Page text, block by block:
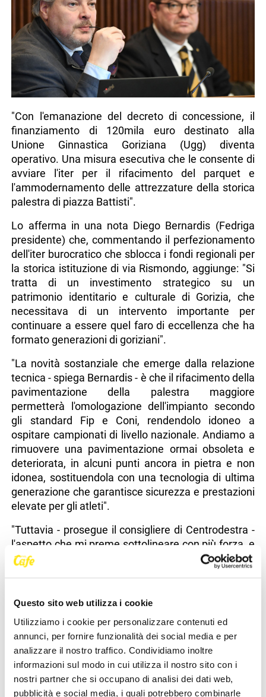
Questo sito web utilizza i cookie
Utilizziamo i cookie per personalizzare contenuti ed
annunci, per fornire funzionalità dei social media e per
analizzare il nostro traffico. Condividiamo inoltre
informazioni sul modo in cui utilizza il nostro sito con i
nostri partner che si occupano di analisi dei dati web,
pubblicità e social media, i quali potrebbero combinarle
"Con l'emanazione del decreto di concessione, il
finanziamento di 120mila euro destinato alla
Unione Ginnastica Goriziana (Ugg) diventa
operativo. Una misura esecutiva che le consente di
avviare l'iter per il rifacimento del parquet e
l'ammodernamento delle attrezzature della storica
palestra di piazza Battisti".
Lo afferma in una nota Diego Bernardis (Fedriga
presidente) che, commentando il perfezionamento
dell'iter burocratico che sblocca i fondi regionali per
la storica istituzione di via Rismondo, aggiunge: "Si
tratta di un investimento strategico su un
patrimonio identitario e culturale di Gorizia, che
necessitava di un intervento importante per
continuare a essere quel faro di eccellenza che ha
formato generazioni di goriziani".
"La novità sostanziale che emerge dalla relazione
tecnica - spiega Bernardis - è che il rifacimento della
pavimentazione della palestra maggiore
permetterà l'omologazione dell'impianto secondo
gli standard Fip e Coni, rendendolo idoneo a
ospitare campionati di livello nazionale. Andiamo a
rimuovere una pavimentazione ormai obsoleta e
deteriorata, in alcuni punti ancora in pietra e non
idonea, sostituendola con una tecnologia di ultima
generazione che garantisce sicurezza e prestazioni
elevate per gli atleti".
"Tuttavia - prosegue il consigliere di Centrodestra -
l'aspetto che mi preme sottolineare con più forza, e
che rende questo intervento un servizio all'intera
comunità, è il risvolto sociale ed educativo
diventare un punto di riferimento essenziale anche
per il sistema scolastico goriziano. Conosciamo la
cronica carenza di strutture adeguate, per questo
rendere l'Ugg pienamente fruibile e sicura significa
dare una risposta concreta a tale esigenza".
Bernardis conclude ricordando che "questo risultato